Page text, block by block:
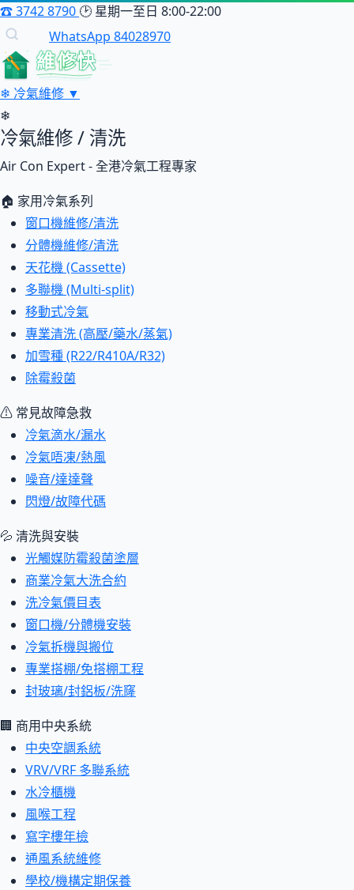
☎3742 8790 🕑 星期一至日 8:00-22:00
WhatsApp 84028970
維修快
❄ 冷氣維修 ▼
❄
冷氣維修 / 清洗
Air Con Expert - 全港冷氣工程專家
🏠 家用冷氣系列
窗口機維修/清洗
分體機維修/清洗
天花機 (Cassette)
多聯機 (Multi-split)
移動式冷氣
專業清洗 (高壓/藥水/蒸氣)
加雪種 (R22/R410A/R32)
除霉殺菌
⚠ 常見故障急救
冷氣滴水/漏水
冷氣唔凍/熱風
噪音/達達聲
閃燈/故障代碼
💦 清洗與安裝
光觸媒防霉殺菌塗層
商業冷氣大洗合約
洗冷氣價目表
窗口機/分體機安裝
冷氣拆機與搬位
專業搭棚/免搭棚工程
封玻璃/封鋁板/洗窿
🏢 商用中央系統
中央空調系統
VRV/VRF 多聯系統
水冷櫃機
風喉工程
寫字樓年檢
通風系統維修
學校/機構定期保養